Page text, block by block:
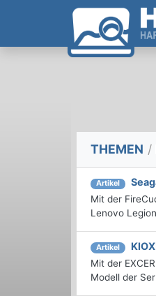
THEMEN /
Artikel
Mit der
Lenovo
Artikel
Mit der
Modell der